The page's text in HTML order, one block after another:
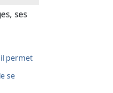
ses
permet
se